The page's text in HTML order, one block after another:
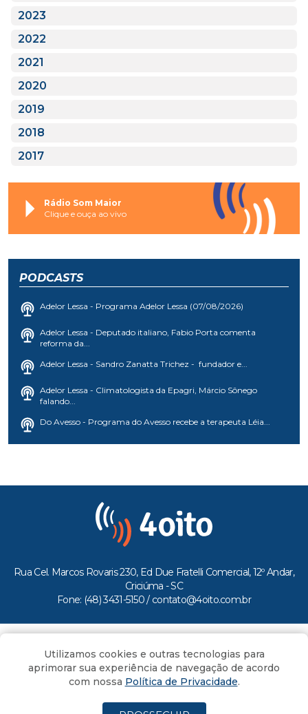
2023
2022
2021
2020
2019
2018
2017
Rádio Som Maior
Clique e ouça ao vivo
PODCASTS
Adelor Lessa - Programa Adelor Lessa (07/08/2026)
Adelor Lessa - Deputado italiano, Fabio Porta comenta
reforma da...
Adelor Lessa - Sandro Zanatta Trichez - fundador e...
Adelor Lessa - Climatologista da Epagri, Márcio Sônego
falando...
Do Avesso - Programa do Avesso recebe a terapeuta Léia...
Rua Cel. Marcos Rovaris 230, Ed Due Fratelli Comercial, 12º Andar,
Criciúma - SC
Fone: (48) 3431-5150 / contato@4oito.com.br
Todos os direitos reservados ao Portal 4oito
Utilizamos cookies e outras tecnologias para
aprimorar sua experiência de navegação de acordo
com nossa Política de Privacidade.